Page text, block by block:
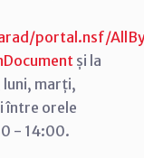
portal.nsf/
și la
luni, marți,
între orele
- 14:00.